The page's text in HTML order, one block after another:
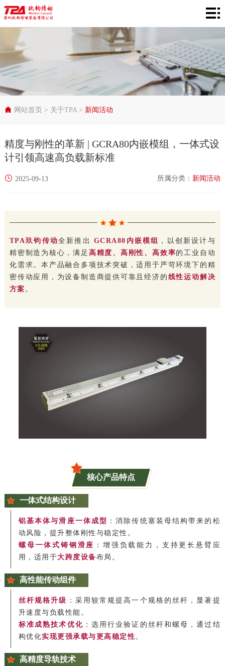
网
用
支
于
网站首页 > 关于TPA> 新闻活动
精度与刚性的革新 | GCRA80内嵌模组，一体式设
计引领高速高负载新标准
2025-09-13 所属分类： 新闻活动
TPA玖钧传动全新推出 GCRA80内嵌模组
，以创新设计与
精密制造为核心，满足 高精度、高刚性、高效率的工业自动
化需求。本产品融合多项技术突破，适用于严苛环境下的精
密传动应用，为设备制造商提供可靠且经济的 线性运动解决
方案 。
核心产品特点
一体式结构设计
铝基本体与滑座一体成型 ：消除传统塞装母结构带来的松
动风险，提升整体刚性与稳定性。
螺母一体式铸钢滑座 ：增强负载能力，支持更长悬臂应
用，适用于大跨度设备布局。
高性能传动组件
丝杆规格升级 ：采用较常规提高一个规格的丝杆，显著提
升速度与负载性能。
标准成熟技术优化 ：选用行业验证的丝杆和螺母，通过结
构优化实现更强承载与更高稳定性 。
高精度导轨技术